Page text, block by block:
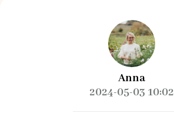
Anna
2024-05-03 10:02